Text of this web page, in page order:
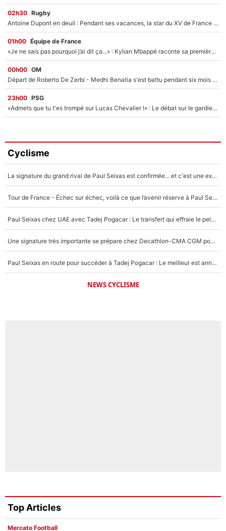
02h30 Rugby
Antoine Dupont en deuil : Pendant ses vacances, la star du XV de France a perdu sa grand-mère
01h00 Équipe de France
«Je ne sais pas pourquoi j’ai dit ça...» : Kylian Mbappé raconte sa première rencontre avec Zinédine Zidane (et c’est très drôle)
00h00 OM
Départ de Roberto De Zerbi - Medhi Benatia s'est battu pendant six mois pour le retenir à l'OM, le PSG a été le naufrage de trop : «Je pars avec toi»
23h00 PSG
«Admets que tu t'es trompé sur Lucas Chevalier !» : Le débat sur le gardien du PSG vire au clash à l'After Foot
Cyclisme
La signature du grand rival de Paul Seixas est confirmée... et c'est une excellente nouvelle pour l'équipe Decathlon-CMA CGM !
Tour de France - Échec sur échec, voilà ce que l’avenir réserve à Paul Seixas : «Tant qu’il y aura un Pogacar comme celui-là...»
Paul Seixas chez UAE avec Tadej Pogacar : Le transfert qui effraie le peloton, «c’est la pire des choses qui puisse arriver»
Une signature très importante se prépare chez Decathlon-CMA CGM pour aider Paul Seixas à gagner le Tour de France 2027
Paul Seixas en route pour succéder à Tadej Pogacar : Le meilleur est annoncé pour l’avenir de la pépite française
NEWS CYCLISME
Top Articles
Mercato Football